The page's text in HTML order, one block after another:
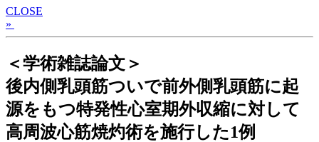
CLOSE
»
＜学術雑誌論文＞
後内側乳頭筋ついで前外側乳頭筋に起
源をもつ特発性心室期外収縮に対して
高周波心筋焼灼術を施行した1例